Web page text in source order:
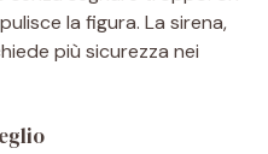
la figura. La sirena,
più sicurezza nei